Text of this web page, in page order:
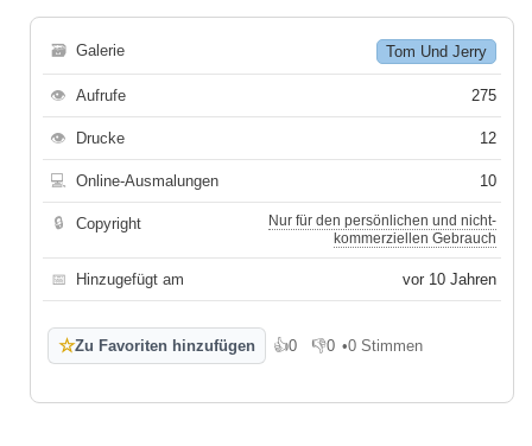
🗃 Galerie Tom Und Jerry
👁 Aufrufe 275
👁 Drucke 12
💻 Online-Ausmalungen 10
🔒 Copyright
Nur für den persönlichen und nicht-
kommerziellen Gebrauch
📅 Hinzugefügt am vor 10 Jahren
☆Zu Favoriten hinzufügen 👍0
Gefällt mir
👎0
Gefällt mir nicht
•0 Stimmen